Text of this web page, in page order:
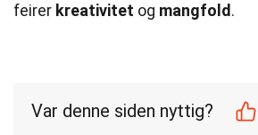
feirer kreativitet og mangfold .
Var denne siden nyttig?